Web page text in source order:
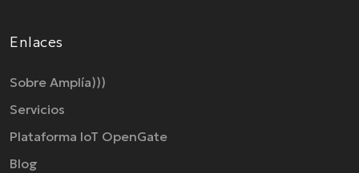
Enlaces
Sobre Amplía)))
Servicios
Plataforma IoT OpenGate
Blog